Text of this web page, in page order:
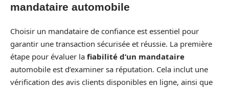
mandataire automobile
Choisir un mandataire de confiance est essentiel pour
garantir une transaction sécurisée et réussie. La première
étape pour évaluer la fiabilité d’un mandataire
automobile est d’examiner sa réputation. Cela inclut une
vérification des avis clients disponibles en ligne, ainsi que